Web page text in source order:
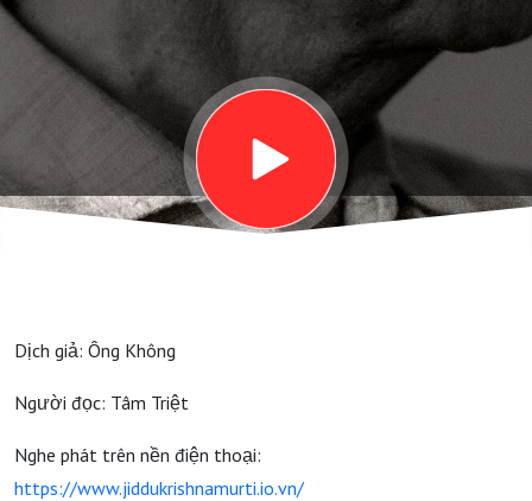
- THÁNG HAI
Dịch giả: Ông Không
Người đọc: Tâm Triệt
Nghe phát trên nền điện thoại:
https://www.jiddukrishnamurti.io.vn/